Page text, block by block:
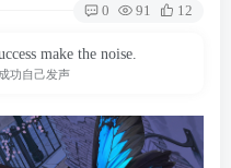
0 91 12
make the noise.
功自己发声